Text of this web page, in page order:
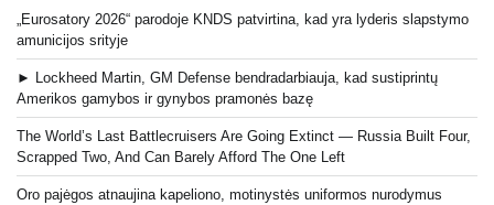
„Eurosatory 2026“ parodoje KNDS patvirtina, kad yra lyderis slapstymo
amunicijos srityje
► Lockheed Martin, GM Defense bendradarbiauja, kad sustiprintų
Amerikos gamybos ir gynybos pramonės bazę
The World’s Last Battlecruisers Are Going Extinct — Russia Built Four,
Scrapped Two, And Can Barely Afford The One Left
Oro pajėgos atnaujina kapeliono, motinystės uniformos nurodymus